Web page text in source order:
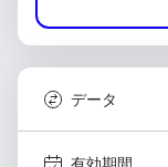
データ
有効期間